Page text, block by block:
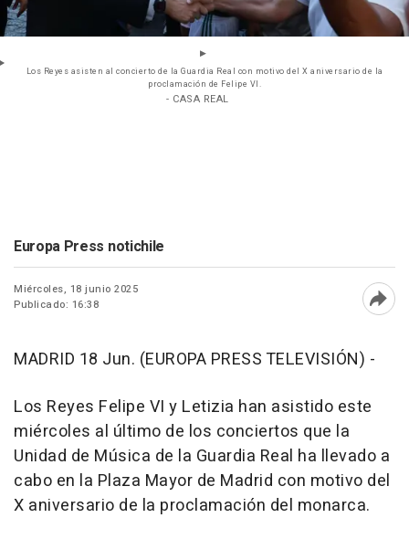
Los Reyes asisten al concierto de la Guardia Real con motivo del X aniversario de la
proclamación de Felipe VI.
- CASA REAL
Europa Press notichile
Miércoles, 18 junio 2025
Publicado: 16:38
MADRID 18 Jun. (EUROPA PRESS TELEVISIÓN) -
Los Reyes Felipe VI y Letizia han asistido este
miércoles al último de los conciertos que la
Unidad de Música de la Guardia Real ha llevado a
cabo en la Plaza Mayor de Madrid con motivo del
X aniversario de la proclamación del monarca.